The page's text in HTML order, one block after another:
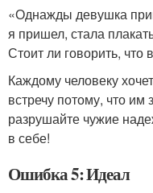
«Однажды девушка
я пришел, стала
Стоит ли говорить, что
Каждому человеку
встречу потому, что
разрушайте чужие
в себе!
Ошибка 5: Идеал